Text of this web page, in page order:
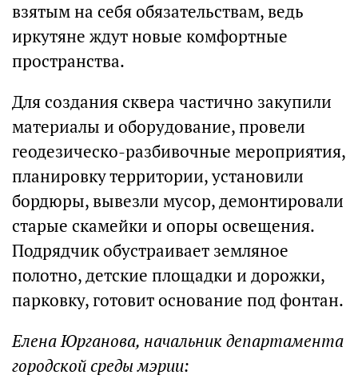
взятым на себя обязательствам, ведь
иркутяне ждут новые комфортные
пространства.
Для создания сквера частично закупили
материалы и оборудование, провели
геодезическо-разбивочные мероприятия,
планировку территории, установили
бордюры, вывезли мусор, демонтировали
старые скамейки и опоры освещения.
Подрядчик обустраивает земляное
полотно, детские площадки и дорожки,
парковку, готовит основание под фонтан.
Елена Юрганова, начальник департамента
городской среды мэрии: